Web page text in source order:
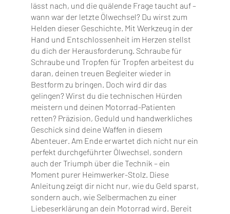
lässt nach, und die quälende Frage taucht auf –
wann war der letzte Ölwechsel? Du wirst zum
Helden dieser Geschichte. Mit Werkzeug in der
Hand und Entschlossenheit im Herzen stellst
du dich der Herausforderung. Schraube für
Schraube und Tropfen für Tropfen arbeitest du
daran, deinen treuen Begleiter wieder in
Bestform zu bringen. Doch wird dir das
gelingen? Wirst du die technischen Hürden
meistern und deinen Motorrad-Patienten
retten? Präzision, Geduld und handwerkliches
Geschick sind deine Waffen in diesem
Abenteuer. Am Ende erwartet dich nicht nur ein
perfekt durchgeführter Ölwechsel, sondern
auch der Triumph über die Technik – ein
Moment purer Heimwerker-Stolz. Diese
Anleitung zeigt dir nicht nur, wie du Geld sparst,
sondern auch, wie Selbermachen zu einer
Liebeserklärung an dein Motorrad wird. Bereit